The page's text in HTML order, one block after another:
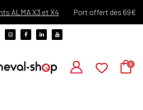
ALMA X3 et X4 Port offert dès 69€